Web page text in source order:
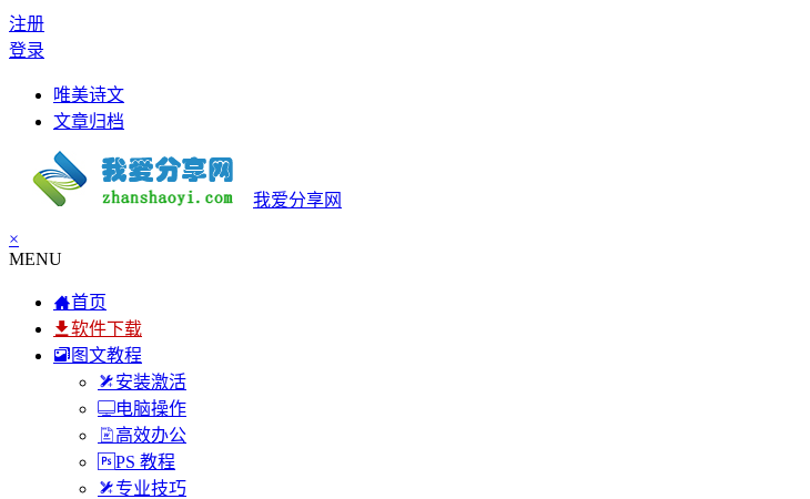
注册
登录
唯美诗文
文章归档
我爱分享网
×
MENU
首页
软件下载
图文教程
安装激活
电脑操作
高效办公
PS 教程
专业技巧